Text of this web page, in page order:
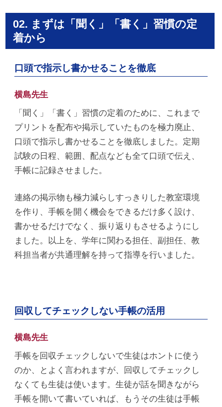
02. まずは「聞く」「書く」習慣の定
着から
口頭で指示し書かせることを徹底
横島先生
「聞く」「書く」習慣の定着のために、これまで
プリントを配布や掲示していたものを極力廃止、
口頭で指示し書かせることを徹底しました。定期
試験の日程、範囲、配点なども全て口頭で伝え、
手帳に記録させました。
連絡の掲示物も極力減らしすっきりした教室環境
を作り、手帳を開く機会をできるだけ多く設け、
書かせるだけでなく、振り返りもさせるようにし
ました。以上を、学年に関わる担任、副担任、教
科担当者が共通理解を持って指導を行いました。
回収してチェックしない手帳の活用
横島先生
手帳を回収チェックしないで生徒はホントに使う
のか、とよく言われますが、回収してチェックし
なくても生徒は使います。生徒が話を聞きながら
手帳を開いて書いていれば、もうその生徒は手帳